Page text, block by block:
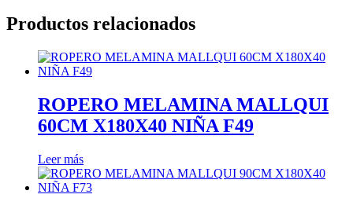
Productos relacionados
ROPERO MELAMINA MALLQUI
60CM X180X40 NIÑA F49
Leer más